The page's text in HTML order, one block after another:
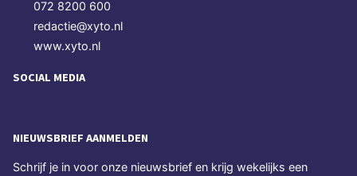
072 8200 600
redactie@xyto.nl
www.xyto.nl
SOCIAL MEDIA
NIEUWSBRIEF AANMELDEN
Schrijf je in voor onze nieuwsbrief en krijg wekelijks een